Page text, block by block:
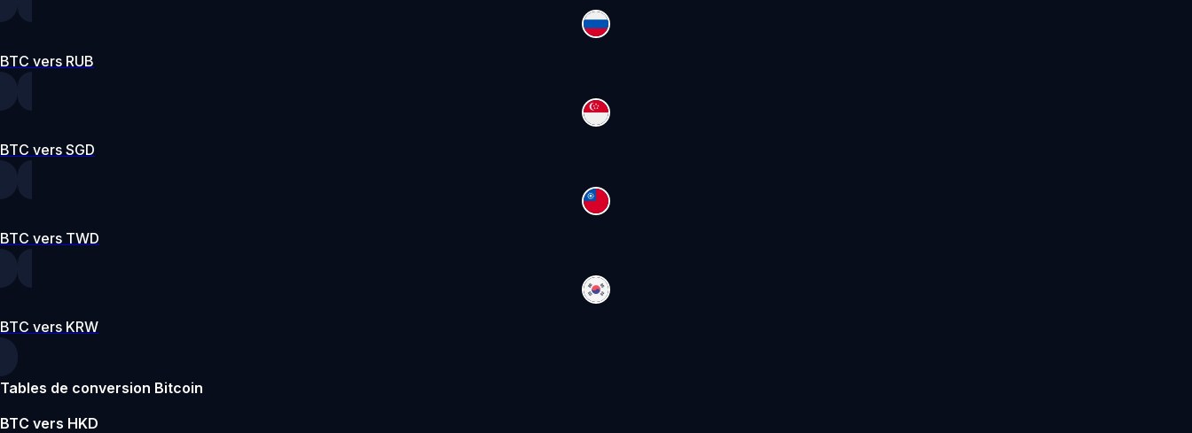
BTC vers RUB
BTC vers SGD
BTC vers TWD
BTC vers KRW
Tables de conversion Bitcoin
BTC vers HKD